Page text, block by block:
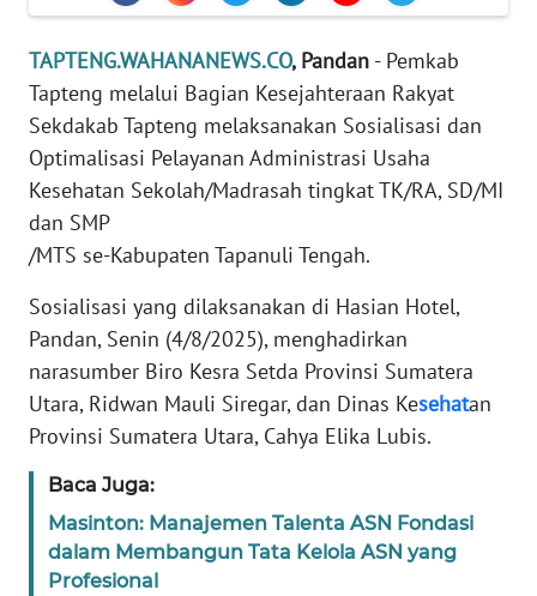
TAPTENG.WAHANANEWS.CO, Pandan - Pemkab
Tapteng melalui Bagian Kesejahteraan Rakyat
Sekdakab Tapteng melaksanakan Sosialisasi dan
Optimalisasi Pelayanan Administrasi Usaha
Kesehatan Sekolah/Madrasah tingkat TK/RA, SD/MI
dan SMP
/MTS se-Kabupaten Tapanuli Tengah.
Sosialisasi yang dilaksanakan di Hasian Hotel,
Pandan, Senin (4/8/2025), menghadirkan
narasumber Biro Kesra Setda Provinsi Sumatera
Utara, Ridwan Mauli Siregar, dan Dinas Kesehatan
Provinsi Sumatera Utara, Cahya Elika Lubis.
Baca Juga:
Masinton: Manajemen Talenta ASN Fondasi
dalam Membangun Tata Kelola ASN yang
Profesional
REDAKSI
KARIR
DISCLAIMER
Wahana
News
Regional
WN
SUMUT
WN
JAKARTA
WN
JABAR
WN